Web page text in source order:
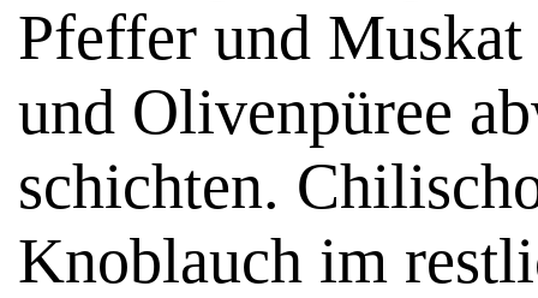
Pfeffer und
und Olivenpüree
schichten.
Knoblauch im